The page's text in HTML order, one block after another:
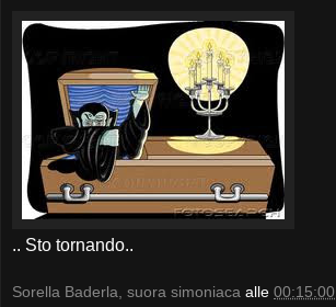
.. Sto tornando..
Sorella Baderla, suora simoniaca alle 00:15:00